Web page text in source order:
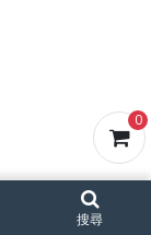
0
搜尋